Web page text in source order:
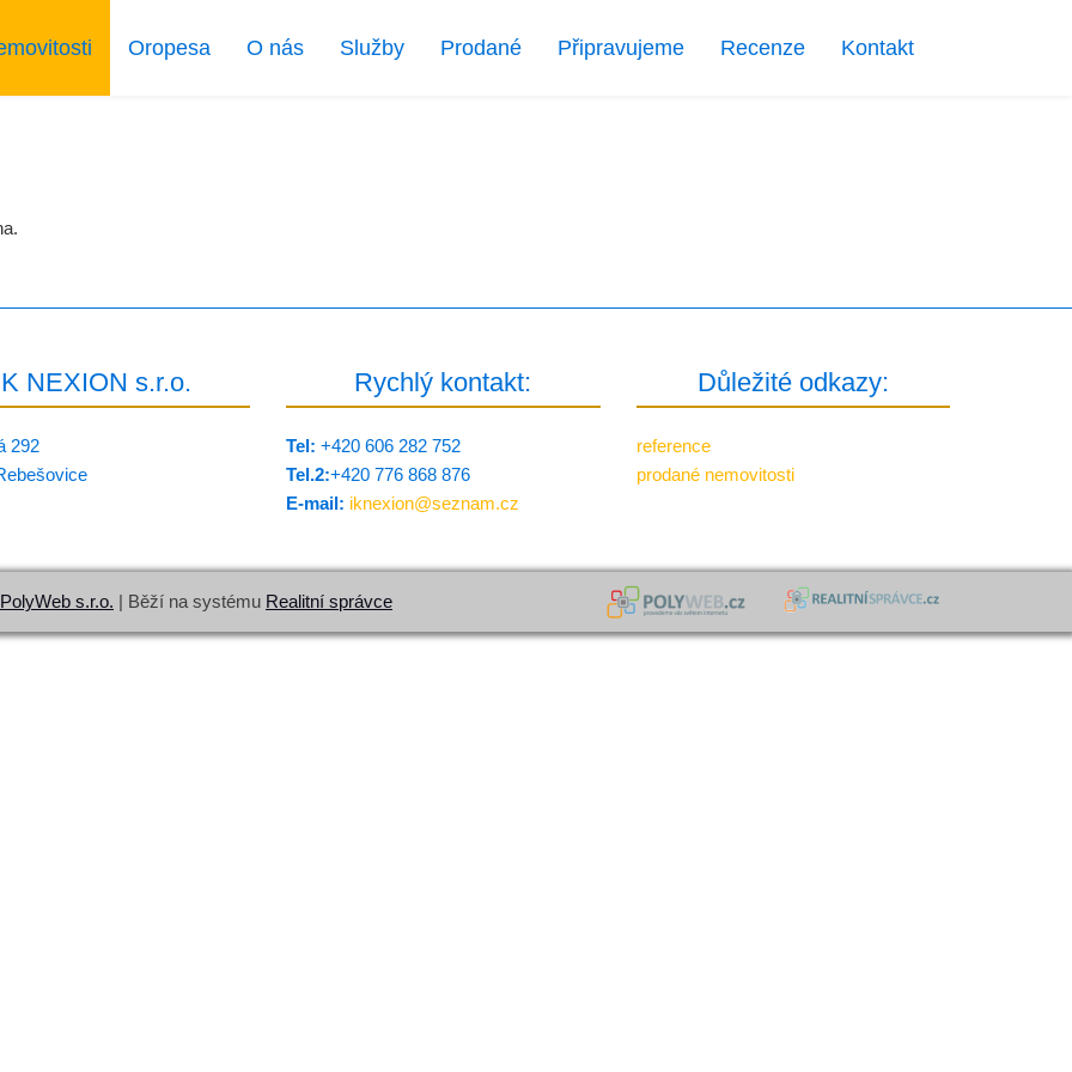
Oropesa O nás Služby Prodané Připravujeme Recenze Kontakt
NEXION s.r.o.
292
Rychlý kontakt:
Tel: +420 606 282 752
Tel.2:+420 776 8­68 876
E-mail: iknexion@seznam.cz
Důležité odkazy:
reference
prodané nemovitosti
PolyWeb s.r.o. | Běží na systému Realitní správce